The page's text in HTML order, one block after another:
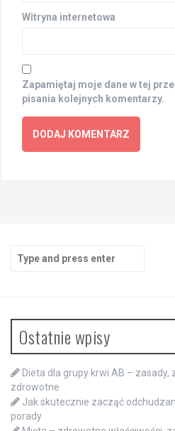
Witryna internetowa
Zapamiętaj moje dane w tej
pisania kolejnych komentarzy.
for:
Ostatnie wpisy
Dieta dla grupy krwi AB – zasady,
zdrowotne
Jak skutecznie zacząć
porady